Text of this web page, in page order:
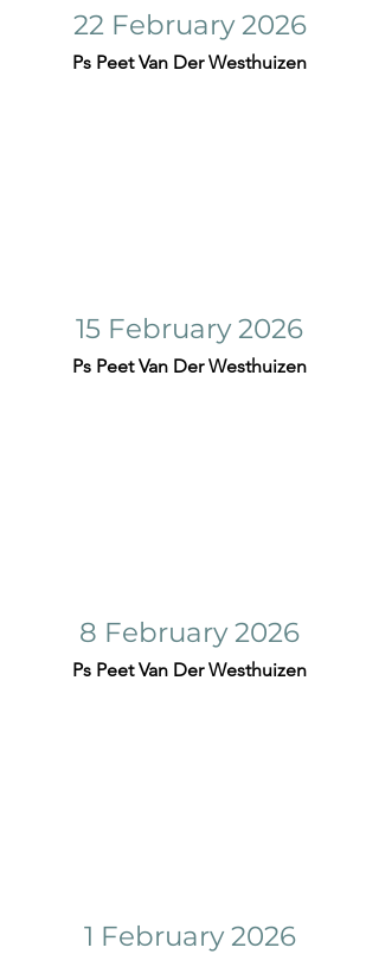
22 February 2026
Ps Peet Van Der Westhuizen
15 February 2026
Ps Peet Van Der Westhuizen
8 February 2026
Ps Peet Van Der Westhuizen
1 February 2026